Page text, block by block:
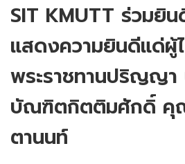
SIT KMUTT ร่วมยิน
แสดงความยินดีแด่ผู้
พระราชทานปริญญ
บัณฑิตกิตติมศักดิ์ คุ
ตานนท์